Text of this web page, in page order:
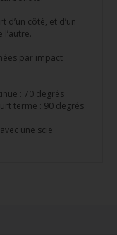
d’un côté, et d’un
par impact
: 70 degrés
terme : 90 degrés
une scie